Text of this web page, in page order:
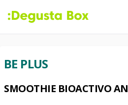
BE PLUS
SMOOTHIE BIOACTIVO